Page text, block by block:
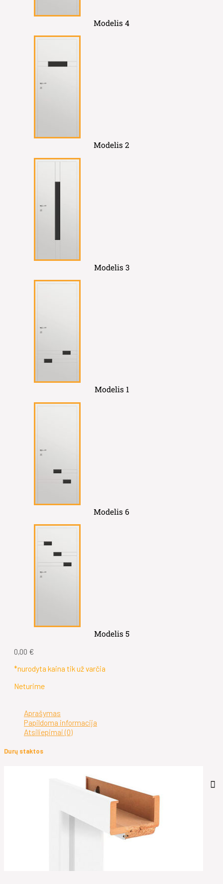
Modelis 4
Modelis 2
Modelis 3
Modelis 1
Modelis 6
Modelis 5
0,00 €
*nurodyta kaina tik už varčia
Neturime
Aprašymas
Papildoma informacija
Atsiliepimai (0)
Durų staktos